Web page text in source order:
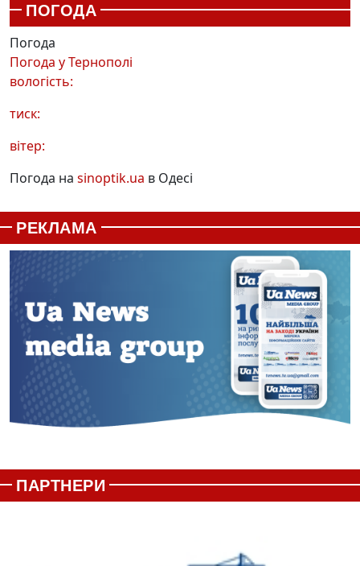
ПОГОДА
Погода
Погода уТернополі
вологість:
тиск:
вітер:
Погода на sinoptik.ua в Одесі
РЕКЛАМА
ПАРТНЕРИ